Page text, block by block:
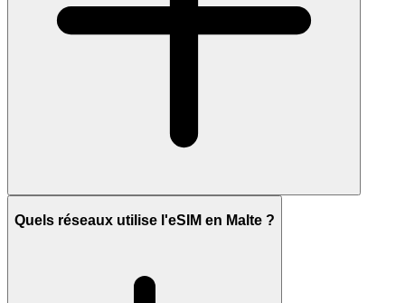
Quels réseaux utilise l'eSIM en Malte ?